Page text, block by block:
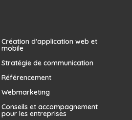
Création d’application web et
mobile
Stratégie de communication
Référencement
Webmarketing
Conseils et accompagnement
pour les entreprises